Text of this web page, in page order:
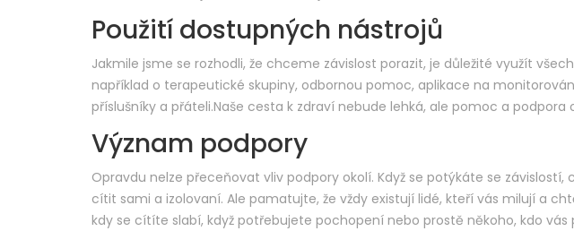
Použití dostupných nástrojů
Jakmile jsme se rozhodli, že chceme závislost porazit, je důležité využít
například o terapeutické skupiny, odbornou pomoc, aplikace na
příslušníky a přáteli.Naše cesta k zdraví nebude lehká, ale pomoc a podpora
Význam podpory
Opravdu nelze přeceňovat vliv podpory okolí. Když se potýkáte se
cítit sami a izolovaní. Ale pamatujte, že vždy existují lidé, kteří vás milují a
kdy se cítíte slabí, když potřebujete pochopení nebo prostě někoho, kdo vás